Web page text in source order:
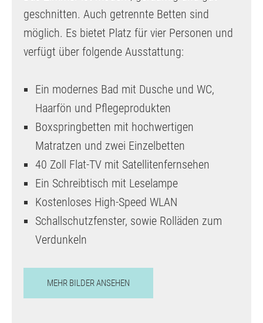
geschnitten. Auch getrennte Betten sind
möglich. Es bietet Platz für vier Personen und
verfügt über folgende Ausstattung:
Ein modernes Bad mit Dusche und WC,
Haarfön und Pflegeprodukten
Boxspringbetten mit hochwertigen
Matratzen und zwei Einzelbetten
40 Zoll Flat-TV mit Satellitenfernsehen
Ein Schreibtisch mit Leselampe
Kostenloses High-Speed WLAN
Schallschutzfenster, sowie Rolläden zum
Verdunkeln
MEHR BILDER ANSEHEN